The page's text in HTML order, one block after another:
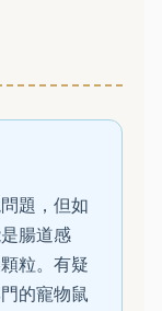
題，但如
腸道感
粒。有疑
的寵物鼠